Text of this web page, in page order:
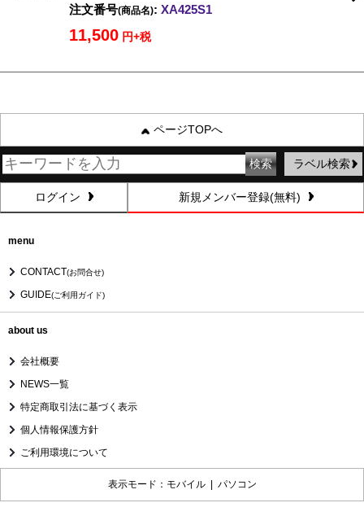
注文番号(商品名): XA425S1
11,500 円+税
ページTOPへ
ラベル検索
ログイン 新規メンバー登録(無料)
menu
CONTACT(お問合せ)
GUIDE(ご利用ガイド)
about us
会社概要
NEWS一覧
特定商取引法に基づく表示
個人情報保護方針
ご利用環境について
表示モード：モバイル | パソコン